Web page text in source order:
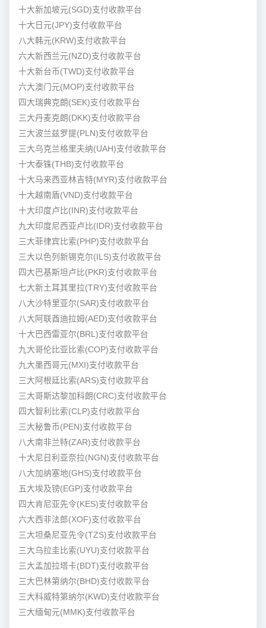
十大新加坡元(SGD)支付收款平台
十大日元(JPY)支付收款平台
八大韩元(KRW)支付收款平台
六大新西兰元(NZD)支付收款平台
十大新台币(TWD)支付收款平台
六大澳门元(MOP)支付收款平台
四大瑞典克朗(SEK)支付收款平台
三大丹麦克朗(DKK)支付收款平台
三大波兰兹罗提(PLN)支付收款平台
三大乌克兰格里夫纳(UAH)支付收款平台
十大泰铢(THB)支付收款平台
十大马来西亚林吉特(MYR)支付收款平台
十大越南盾(VND)支付收款平台
十大印度卢比(INR)支付收款平台
九大印度尼西亚卢比(IDR)支付收款平台
三大菲律宾比索(PHP)支付收款平台
三大以色列新锡克尔(ILS)支付收款平台
四大巴基斯坦卢比(PKR)支付收款平台
七大新土耳其里拉(TRY)支付收款平台
八大沙特里亚尔(SAR)支付收款平台
八大阿联酋迪拉姆(AED)支付收款平台
十大巴西雷亚尔(BRL)支付收款平台
九大哥伦比亚比索(COP)支付收款平台
九大墨西哥元(MXI)支付收款平台
三大阿根廷比索(ARS)支付收款平台
三大哥斯达黎加科朗(CRC)支付收款平台
四大智利比索(CLP)支付收款平台
三大秘鲁币(PEN)支付收款平台
八大南非兰特(ZAR)支付收款平台
十大尼日利亚奈拉(NGN)支付收款平台
八大加纳塞地(GHS)支付收款平台
五大埃及镑(EGP)支付收款平台
四大肯尼亚先令(KES)支付收款平台
六大西非法郎(XOF)支付收款平台
三大坦桑尼亚先令(TZS)支付收款平台
三大乌拉圭比索(UYU)支付收款平台
三大孟加拉塔卡(BDT)支付收款平台
三大巴林第纳尔(BHD)支付收款平台
三大科威特第纳尔(KWD)支付收款平台
三大缅甸元(MMK)支付收款平台